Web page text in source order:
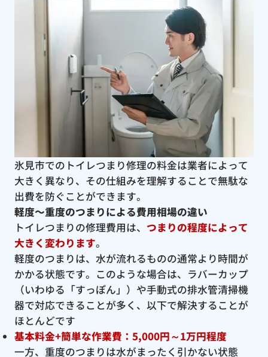
氷見市でのトイレつまり修理の料金は業者によって
大きく異なり、その仕組みを理解することで無駄な
出費を防ぐことができます。
軽度〜重度のつまりによる費用相場の違い
トイレつまりの修理費用は、 つまりの程度によって
大きく変わります。
軽度のつまりは、水が流れるものの通常より時間が
かかる状態です。このような場合は、ラバーカップ
（いわゆる「すっぽん」）や手動式の排水管清掃機
器で対応できることが多く、以下で解決することが
ほとんどです
基本料金+簡単な作業費：5,000円～1万円程度
一方、重度のつまりは水がまったく引かない状態